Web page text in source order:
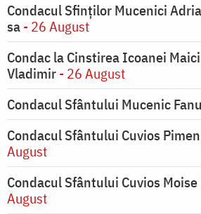
Condacul Sfinţilor Mucenici
sa- 26 August
Condac la Cinstirea Icoanei
Vladimir- 26 August
Condacul Sfântului Mucenic
Condacul Sfântului Cuvios
August
Condacul Sfântului Cuvios
August